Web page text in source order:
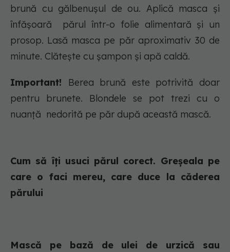
brună cu gălbenușul de ou. Aplică masca și
înfășoară părul într-o folie alimentară și un
prosop. Lasă masca pe păr aproximativ 30 de
minute. Clătește cu șampon și apă caldă.
Important!
Berea brună este potrivită doar
pentru brunete. Blondele se pot trezi cu o
nuanță nedorită pe păr după această mască.
Cum să îți usuci părul corect. Greșeala pe
care o faci mereu, care duce la căderea
părului
Mască pe bază de ulei de urzică sau